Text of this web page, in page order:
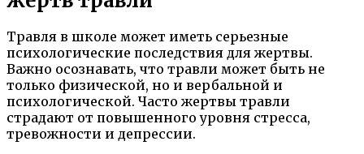
Травля в школе может иметь серьезные
психологические последствия для жертвы.
Важно осознавать, что травли может быть не
только физической, но и вербальной и
психологической. Часто жертвы травли
страдают от повышенного уровня стресса,
тревожности и депрессии.